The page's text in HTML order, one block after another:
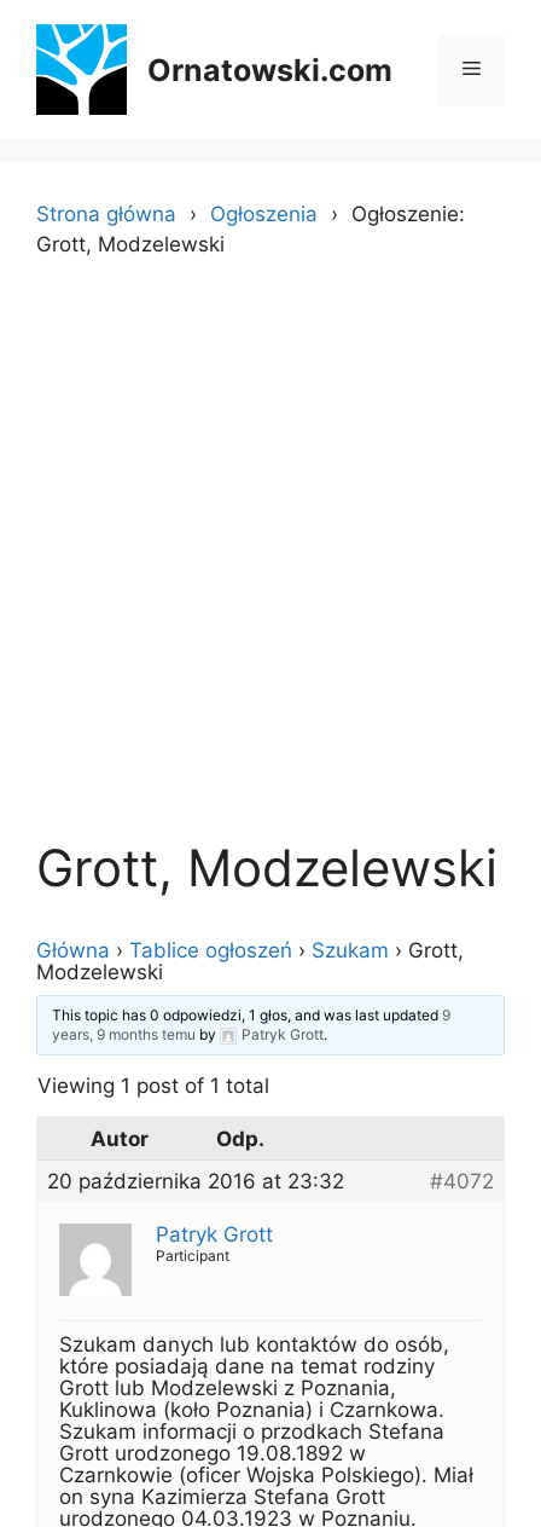
treści
Ornatowski.com Menu
Strona główna Ogłoszenia
Ogłoszenie:
Grott, Modzelewski
Grott, Modzelewski
Główna › Tablice ogłoszeń › Szukam › Grott,
Modzelewski
This topic has 0 odpowiedzi, 1 głos, and was last updated9
years, 9 months temu by Patryk Grott.
Viewing 1 post of 1 total
Autor
Odp.
20 października 2016 at 23:32
#4072
Patryk Grott
Participant
Szukam danych lub kontaktów do osób,
które posiadają dane na temat rodziny
Grott lub Modzelewski z Poznania,
Kuklinowa (koło Poznania) i Czarnkowa.
Szukam informacji o przodkach Stefana
Grott urodzonego 19.08.1892 w
Czarnkowie (oficer Wojska Polskiego). Miał
on syna Kazimierza Stefana Grott
urodzonego 04.03.1923 w Poznaniu.